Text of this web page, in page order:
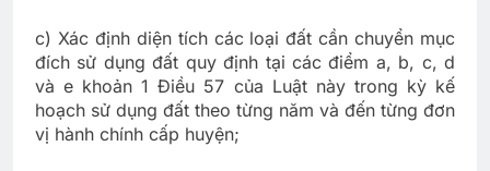
c) Xác định diện tích các loại đất cần chuyển mục
đích sử dụng đất quy định tại các điểm a, b, c, d
và e khoản 1 Điều 57 của Luật này trong kỳ kế
hoạch sử dụng đất theo từng năm và đến từng đơn
vị hành chính cấp huyện;